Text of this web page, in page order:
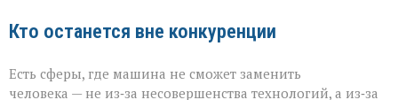
Кто останется вне конкуренции
Есть сферы, где машина не сможет заменить
человека — не из‑за несовершенства технологий, а из‑за